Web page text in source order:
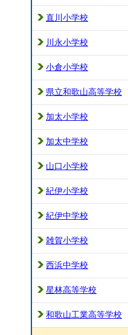
直川小学校
川永小学校
小倉小学校
県立和歌山高等学校
加太小学校
加太中学校
山口小学校
紀伊小学校
紀伊中学校
雑賀小学校
西浜中学校
星林高等学校
和歌山工業高等学校